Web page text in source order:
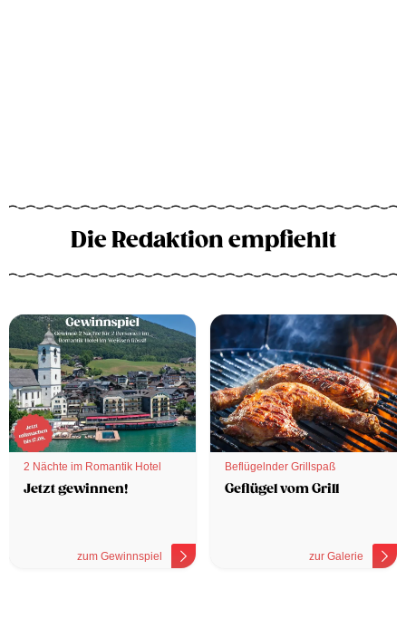
Die Redaktion empfiehlt
2 Nächte im Romantik Hotel
Jetzt gewinnen!
zum Gewinnspiel
Beflügelnder Grillspaß
Geflügel vom Grill
zur Galerie